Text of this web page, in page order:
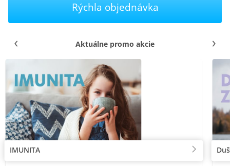
Rýchla objednávka
Aktuálne promo akcie
IMUNITA